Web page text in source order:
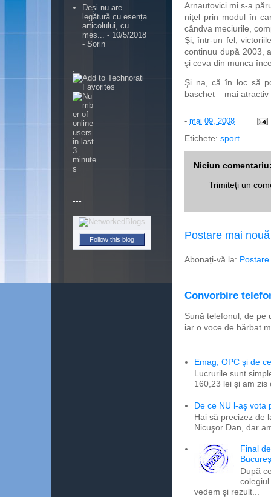
Arnautovici mi s-a
niţel prin modul în
cândva meciurile,
Şi, într-un fel,
continuu după 2003,
şi ceva din munca
Şi na, că în loc să
baschet – mai
- mai 09, 2008
Etichete: sport
Niciun
Trimiteți un
Postare mai nouă
Abonați-vă la:
Convorbire
Sună telefonul, de pe
iar o voce de bărbat
Emag, OPC şi de
Lucrurile sunt
160,23 lei şi am
De ce NU l-aş vota
Hai să precizez de
Nicuşor Dan, dar
Final
După
vedem şi rezult...
Deși nu are
legătură cu esența
articolului, cu
mes... - 10/5/2018
- Sorin
---
Follow this blog